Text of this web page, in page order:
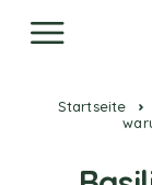
Startseite